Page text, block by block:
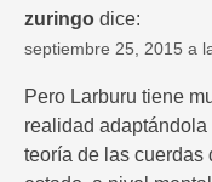
zuringo dice:
septiembre 25, 2015 a
Pero Larburu tiene
realidad
teoría de las cuerdas